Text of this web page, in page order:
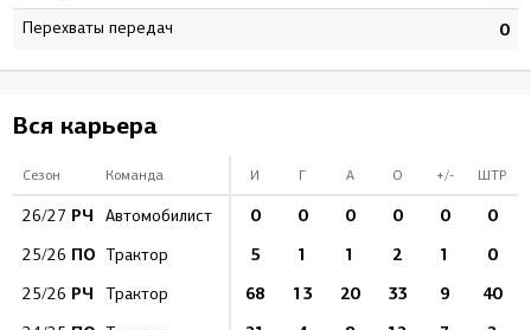
Перехваты передач 0
Вся карьера
Сезон Команда И Г А О +/- ШТР
26/27 РЧ Автомобилист 0 0 0 0 0 0
25/26 ПО Трактор 5 1 1 2 1 0
25/26 РЧ Трактор 68 13 20 33 9 40